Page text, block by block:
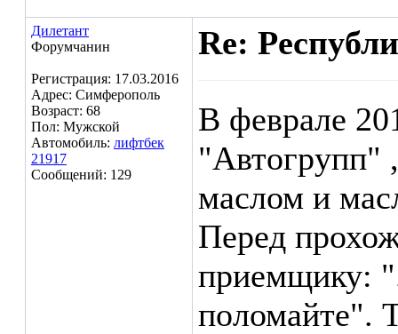
Дилетант
Форумчанин
Регистрация: 17.03.2016
Адрес: Симферополь
Возраст: 68
Пол: Мужской
Автомобиль: лифтбек
21917
Сообщений: 129
Re:
В феврале
маслом и
Перед
приемщику:
поломайте".